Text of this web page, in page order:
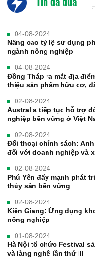
04-08-2024
Nâng cao tỷ lệ sử dụng
ngành nông nghiệp
04-08-2024
Đồng Tháp ra mắt địa
thiệu sản phẩm hữu cơ,
02-08-2024
Australia tiếp tục hỗ trợ
nghiệp bền vững ở Việt
02-08-2024
Đối thoại chính sách:
đối với doanh nghiệp và
02-08-2024
Phú Yên đẩy mạnh phát
thủy sản bền vững
02-08-2024
Kiên Giang: Ứng dụng
nông nghiệp
01-08-2024
Hà Nội tổ chức Festival
và làng nghề lần thứ III